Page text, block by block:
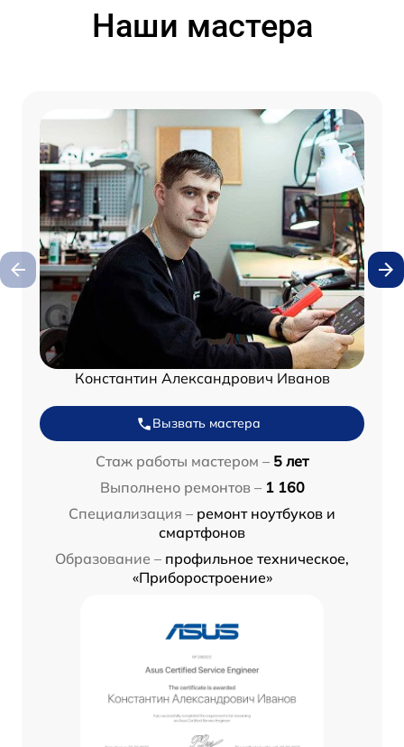
Наши мастера
Константин Александрович Иванов
Вызвать мастера
Стаж работы мастером – 5 лет
Выполнено ремонтов – 1 160
Специализация – ремонт ноутбуков и
смартфонов
Образование – профильное техническое,
«Приборостроение»